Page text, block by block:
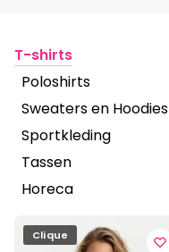
T-shirts
Poloshirts
Sweaters en Hoodies
Sportkleding
Tassen
Horeca
Clique